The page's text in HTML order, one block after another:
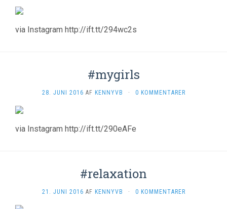
via Instagram http://ift.tt/294wc2s
#mygirls
28. JUNI 2016 AF KENNYVB · 0 KOMMENTARER
via Instagram http://ift.tt/290eAFe
#relaxation
21. JUNI 2016 AF KENNYVB · 0 KOMMENTARER